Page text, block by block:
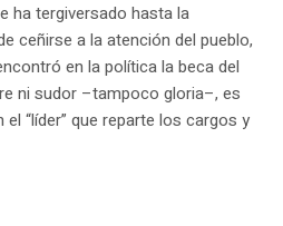
ha tergiversado hasta la
ceñirse a la atención del pueblo,
en la política la beca del
ni sudor –tampoco gloria–, es
“líder” que reparte los cargos y